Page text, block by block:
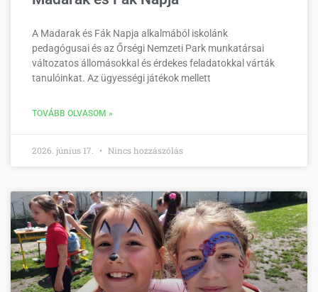
A Madarak és Fák Napja alkalmából iskolánk
pedagógusai és az Őrségi Nemzeti Park munkatársai
változatos állomásokkal és érdekes feladatokkal várták
tanulóinkat. Az ügyességi játékok mellett
TOVÁBB OLVASOM »
2026. június 17. Nincs hozzászólás